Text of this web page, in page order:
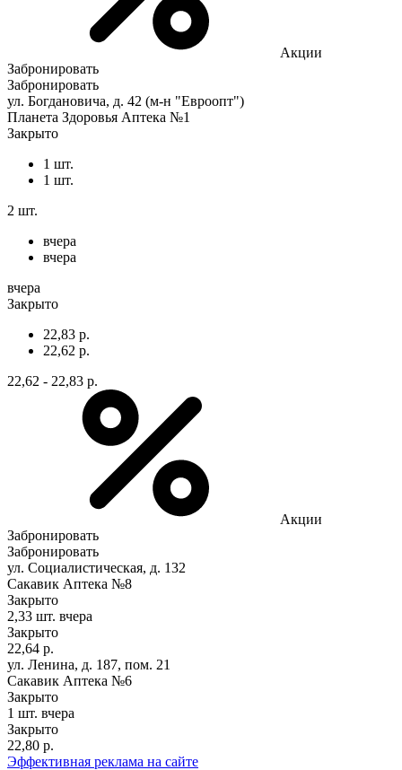
Акции
Забронировать
Забронировать
ул. Богдановича, д. 42 (м-н "Евроопт")
Планета Здоровья Аптека №1
Закрыто
1 шт.
1 шт.
2 шт.
вчера
вчера
вчера
Закрыто
22,83 р.
22,62 р.
22,62 - 22,83 р.
Акции
Забронировать
Забронировать
ул. Социалистическая, д. 132
Сакавик Аптека №8
Закрыто
2,33 шт. вчера
Закрыто
22,64 р.
ул. Ленина, д. 187, пом. 21
Сакавик Аптека №6
Закрыто
1 шт. вчера
Закрыто
22,80 р.
Эффективная реклама на сайте